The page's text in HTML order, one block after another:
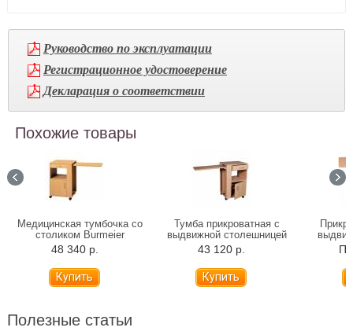
Руководство по эксплуатации
Регистрационное удостоверение
Декларация о соответствии
Похожие товары
Медицинская тумбочка со
столиком Burmeier
Hermann
48 340 р.
Тумба прикроватная с
выдвижной столешницей
Vermeiren Rubens 1
43 120 р.
Полезные статьи